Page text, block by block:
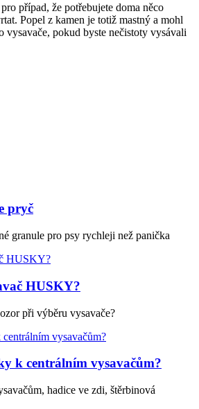
případ, že potřebujete doma něco
Popel z kamen je totiž mastný a mohl
vysavače, pokud byste nečistoty vysávali
pryč
granule pro psy rychleji než panička
HUSKY?
při výběru vysavače?
k centrálním vysavačům?
hadice ve zdi, štěrbinová